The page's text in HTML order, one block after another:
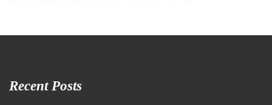
Recent Posts